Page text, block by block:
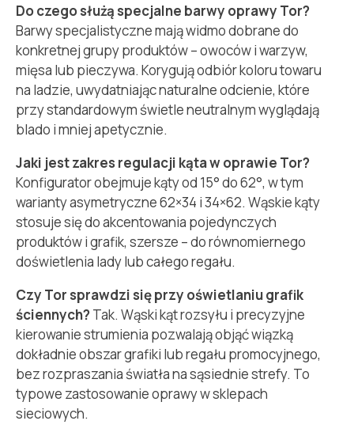
Do czego służą specjalne barwy oprawy Tor?
Barwy specjalistyczne mają widmo dobrane do
konkretnej grupy produktów – owoców i warzyw,
mięsa lub pieczywa. Korygują odbiór koloru towaru
na ladzie, uwydatniając naturalne odcienie, które
przy standardowym świetle neutralnym wyglądają
blado i mniej apetycznie.
Jaki jest zakres regulacji kąta w oprawie Tor?
Konfigurator obejmuje kąty od 15° do 62°, w tym
warianty asymetryczne 62×34 i 34×62. Wąskie kąty
stosuje się do akcentowania pojedynczych
produktów i grafik, szersze – do równomiernego
doświetlenia lady lub całego regału.
Czy Tor sprawdzi się przy oświetlaniu grafik
ściennych?Tak. Wąski kąt rozsyłu i precyzyjne
kierowanie strumienia pozwalają objąć wiązką
dokładnie obszar grafiki lub regału promocyjnego,
bez rozpraszania światła na sąsiednie strefy. To
typowe zastosowanie oprawy w sklepach
sieciowych.